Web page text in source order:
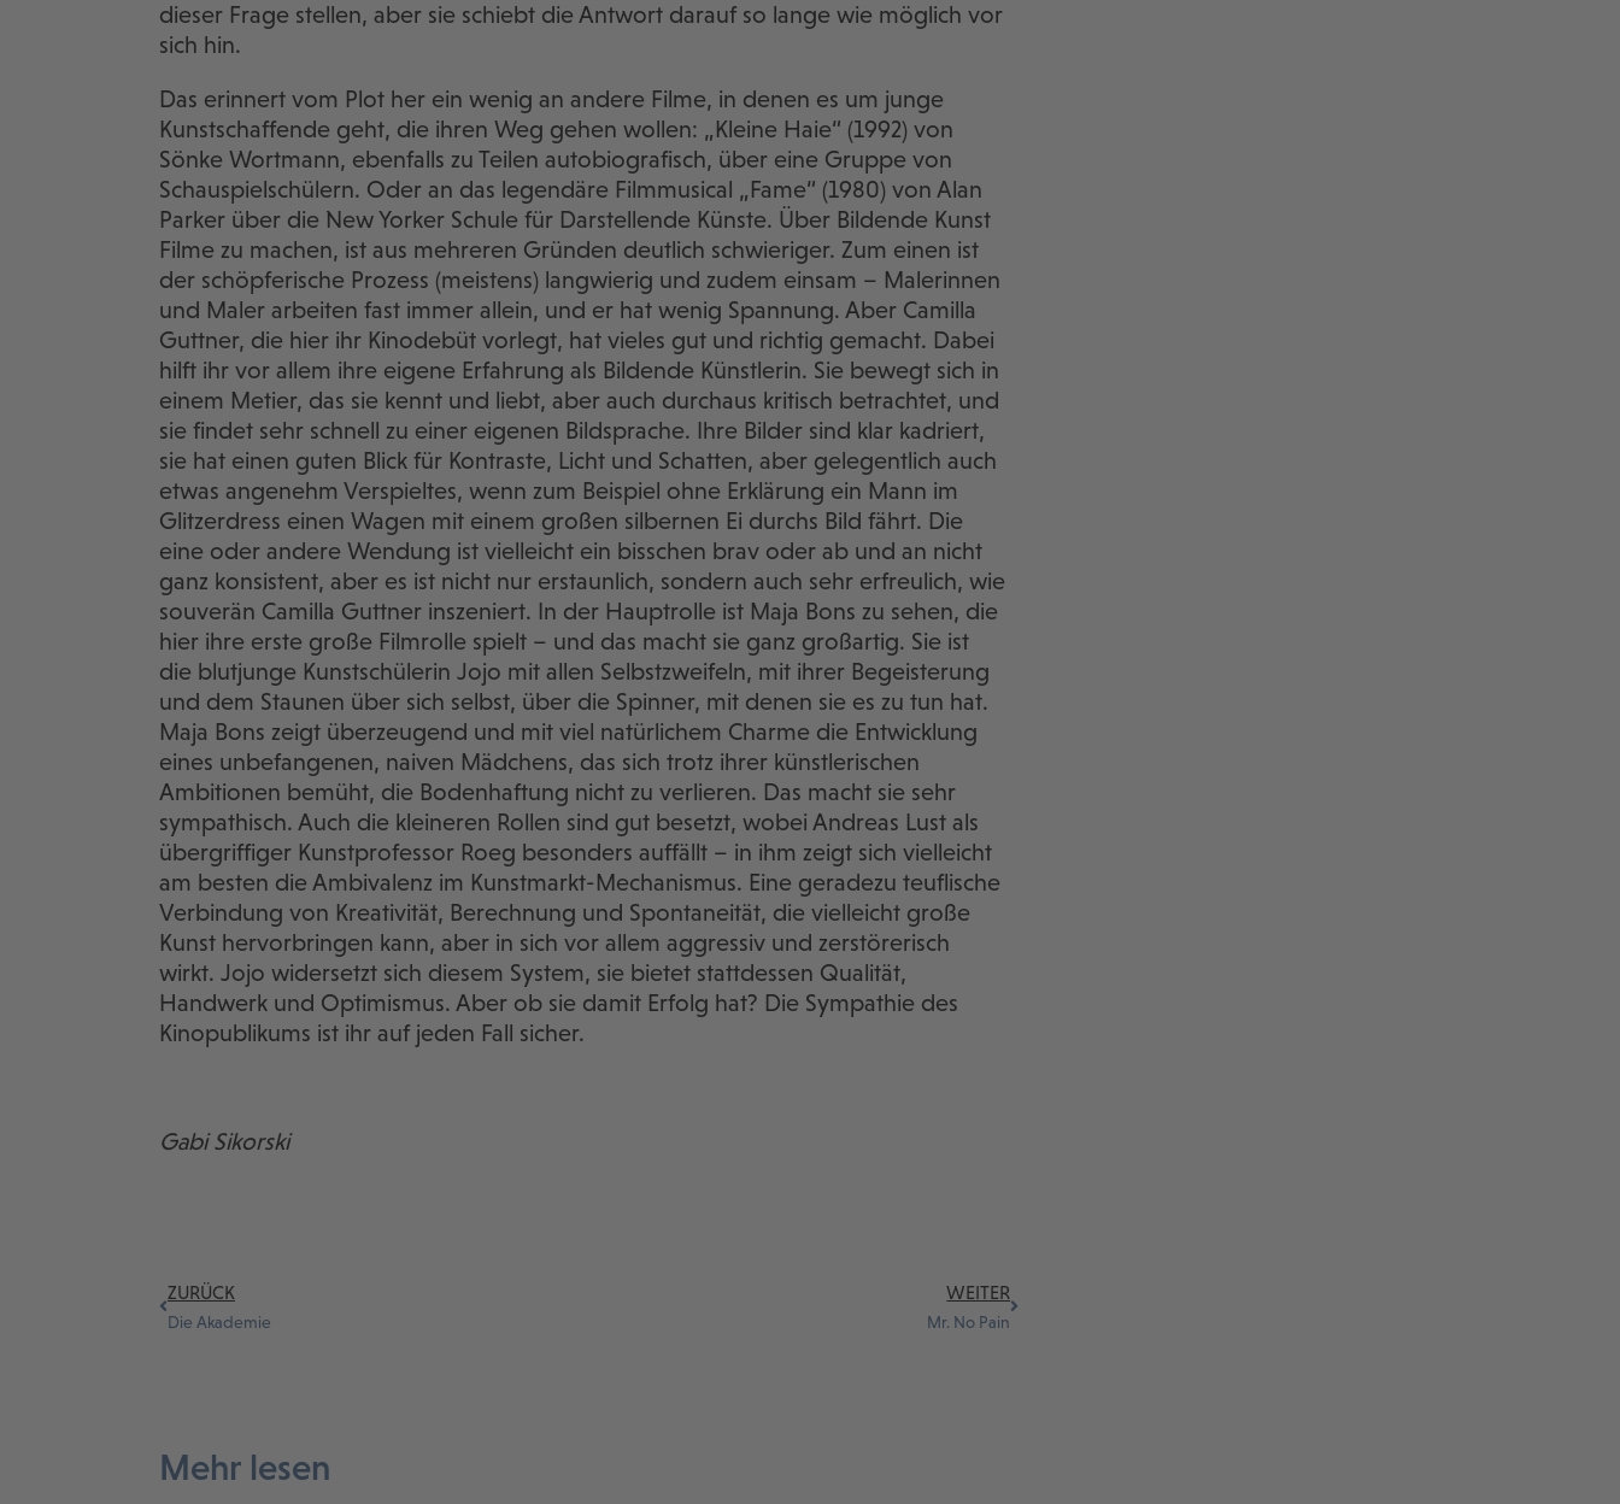
dieser Frage stellen, aber sie schiebt die Antwort darauf so lange wie möglich vor
sich hin.
Das erinnert vom Plot her ein wenig an andere Filme, in denen es um junge
Kunstschaffende geht, die ihren Weg gehen wollen: „Kleine Haie“ (1992) von
Sönke Wortmann, ebenfalls zu Teilen autobiografisch, über eine Gruppe von
Schauspielschülern. Oder an das legendäre Filmmusical „Fame“ (1980) von Alan
Parker über die New Yorker Schule für Darstellende Künste. Über Bildende Kunst
Filme zu machen, ist aus mehreren Gründen deutlich schwieriger. Zum einen ist
der schöpferische Prozess (meistens) langwierig und zudem einsam – Malerinnen
und Maler arbeiten fast immer allein, und er hat wenig Spannung. Aber Camilla
Guttner, die hier ihr Kinodebüt vorlegt, hat vieles gut und richtig gemacht. Dabei
hilft ihr vor allem ihre eigene Erfahrung als Bildende Künstlerin. Sie bewegt sich in
einem Metier, das sie kennt und liebt, aber auch durchaus kritisch betrachtet, und
sie findet sehr schnell zu einer eigenen Bildsprache. Ihre Bilder sind klar kadriert,
sie hat einen guten Blick für Kontraste, Licht und Schatten, aber gelegentlich auch
etwas angenehm Verspieltes, wenn zum Beispiel ohne Erklärung ein Mann im
Glitzerdress einen Wagen mit einem großen silbernen Ei durchs Bild fährt. Die
eine oder andere Wendung ist vielleicht ein bisschen brav oder ab und an nicht
ganz konsistent, aber es ist nicht nur erstaunlich, sondern auch sehr erfreulich, wie
souverän Camilla Guttner inszeniert. In der Hauptrolle ist Maja Bons zu sehen, die
hier ihre erste große Filmrolle spielt – und das macht sie ganz großartig. Sie ist
die blutjunge Kunstschülerin Jojo mit allen Selbstzweifeln, mit ihrer Begeisterung
und dem Staunen über sich selbst, über die Spinner, mit denen sie es zu tun hat.
Maja Bons zeigt überzeugend und mit viel natürlichem Charme die Entwicklung
eines unbefangenen, naiven Mädchens, das sich trotz ihrer künstlerischen
Ambitionen bemüht, die Bodenhaftung nicht zu verlieren. Das macht sie sehr
sympathisch. Auch die kleineren Rollen sind gut besetzt, wobei Andreas Lust als
übergriffiger Kunstprofessor Roeg besonders auffällt – in ihm zeigt sich vielleicht
am besten die Ambivalenz im Kunstmarkt-Mechanismus. Eine geradezu teuflische
Verbindung von Kreativität, Berechnung und Spontaneität, die vielleicht große
Kunst hervorbringen kann, aber in sich vor allem aggressiv und zerstörerisch
wirkt. Jojo widersetzt sich diesem System, sie bietet stattdessen Qualität,
Handwerk und Optimismus. Aber ob sie damit Erfolg hat? Die Sympathie des
Kinopublikums ist ihr auf jeden Fall sicher.
Gabi Sikorski
ZURÜCK
Die Akademie
WEITER
Mr. No Pain
Mehr lesen